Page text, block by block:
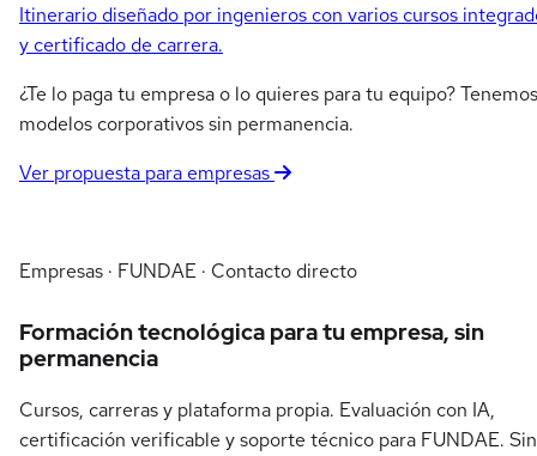
Itinerario diseñado por ingenieros con varios cursos
y certificado de carrera.
¿Te lo paga tu empresa o lo quieres para tu equipo? Tenemos
modelos corporativos sin permanencia.
Ver propuesta para empresas
Empresas · FUNDAE · Contacto directo
Formación tecnológica para tu empresa, sin
permanencia
Cursos, carreras y plataforma propia. Evaluación con IA,
certificación verificable y soporte técnico para FUNDAE. Sin